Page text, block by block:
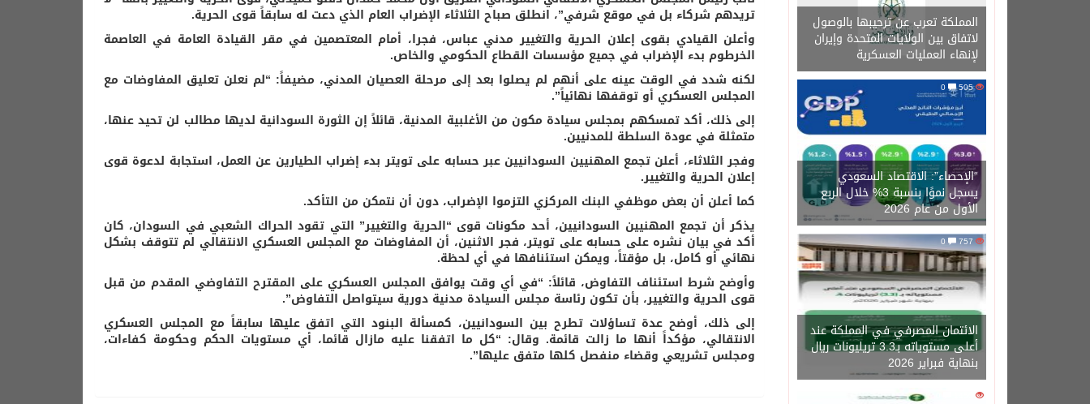
المملكة تعرب عن ترحيبها بالوصول
لاتفاق بين الولايات المتحدة وإيران
لإنهاء العمليات العسكرية
505
“الإحصاء”: الاقتصاد السعودي
يسجل نموًا بنسبة 3% خلال الربع
الأول من عام 2026
757
0
الائتمان المصرفي في المملكة عند
أعلى مستوياته بـ3.3 تريليونات ريال
بنهاية فبراير 2026
1450
تريدهم شركاء بل في موقع شرفي”، انطلق صباح الثلاثاء الإضراب العام الذي دعت له سابقاً قوى الحرية.
وأعلن القيادي بقوى إعلان الحرية والتغيير مدني عباس، فجرا، أمام المعتصمين في مقر القيادة العامة في العاصمة
الخرطوم بدء الإضراب في جميع مؤسسات القطاع الحكومي والخاص.
لكنه شدد في الوقت عينه على أنهم لم يصلوا بعد إلى مرحلة العصيان المدني، مضيفاً: “لم نعلن تعليق المفاوضات مع
المجلس العسكري أو توقفها نهائياً”.
إلى ذلك، أكد تمسكهم بمجلس سيادة مكون من الأغلبية المدنية، قائلاً إن الثورة السودانية لديها مطالب لن تحيد عنها،
متمثلة في عودة السلطة للمدنيين.
وفجر الثلاثاء، أعلن تجمع المهنيين السودانيين عبر حسابه على تويتر بدء إضراب الطيارين عن العمل، استجابة لدعوة قوى
إعلان الحرية والتغيير.
كما أعلن أن بعض موظفي البنك المركزي التزموا الإضراب، دون أن نتمكن من التأكد.
يذكر أن تجمع المهنيين السودانيين، أحد مكونات قوى “الحرية والتغيير” التي تقود الحراك الشعبي في السودان، كان
أكد في بيان نشره على حسابه على تويتر، فجر الاثنين، أن المفاوضات مع المجلس العسكري الانتقالي لم تتوقف بشكل
نهائي أو كامل، بل مؤقتاً، ويمكن استئنافها في أي لحظة.
وأوضح شرط استئناف التفاوض، قائلاً: “في أي وقت يوافق المجلس العسكري على المقترح التفاوضي المقدم من قبل
قوى الحرية والتغيير، بأن تكون رئاسة مجلس السيادة مدنية دورية سيتواصل التفاوض”.
إلى ذلك، أوضح عدة تساؤلات تطرح بين السودانيين، كمسألة البنود التي اتفق عليها سابقاً مع المجلس العسكري
الانتقالي، مؤكداً أنها ما زالت قائمة. وقال: “كل ما اتفقنا عليه مازال قائما، أي مستويات الحكم وحكومة كفاءات،
ومجلس تشريعي وقضاء منفصل كلها متفق عليها”.